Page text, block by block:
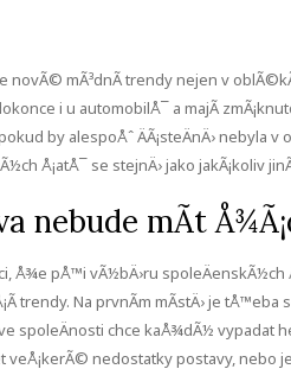
novÃ© mÃ³dnÃ­ trendy nejen v
i u automobilÅ¯ a majÃ­
by alespoÅˆ ÄÃ¡steÄnÄ› nebyla v
Å¡atÅ¯ se stejnÄ› jako jakÃ¡koliv
nebude mÃ­t
Å¾e pÅ™i vÃ½bÄ›ru spoleÄenskÃ½ch
trendy. Na prvnÃ­m mÃ­stÄ› je
ve spoleÄnosti chce kaÅ¾dÃ½
nedostatky postavy, nebo